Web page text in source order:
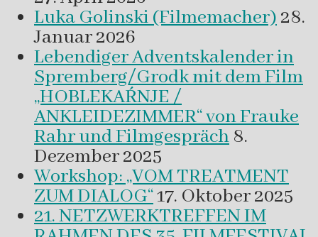
Luka Golinski (Filmemacher) 28.
Januar 2026
Lebendiger Adventskalender in
Spremberg/Grodk mit dem Film
„HOBLEKAŔNJE /
ANKLEIDEZIMMER“ von Frauke
Rahr und Filmgespräch 8.
Dezember 2025
Workshop: „VOM TREATMENT
ZUM DIALOG“17. Oktober 2025
21. NETZWERKTREFFEN IM